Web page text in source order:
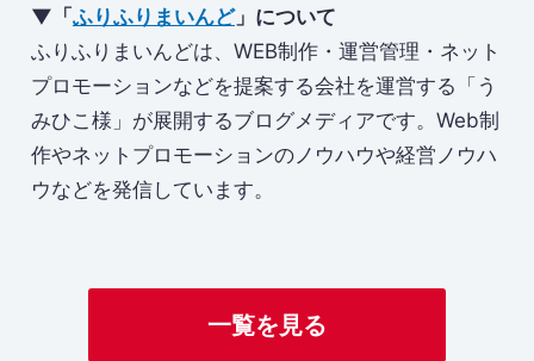
▼「ふりふりまいんど」について
ふりふりまいんどは、WEB制作・運営管理・ネット
プロモーションなどを提案する会社を運営する「う
みひこ様」が展開するブログメディアです。Web制
作やネットプロモーションのノウハウや経営ノウハ
ウなどを発信しています。
一覧を見る